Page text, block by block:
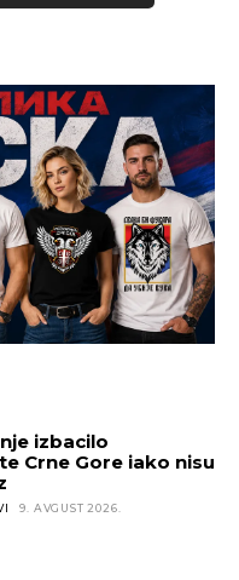
izbacilo
Crne Gore iako nisu
9. AVGUST 2026.